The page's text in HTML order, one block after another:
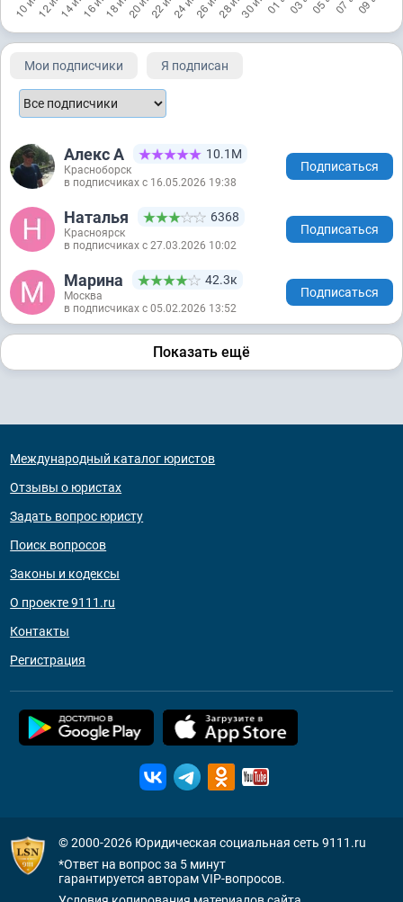
Мои подписчики Я подписан
Алекс А 10.1М
Красноборск
в подписчиках с 16.05.2026 19:38
Подписаться
Наталья 6368
Красноярск
в подписчиках с 27.03.2026 10:02
Подписаться
Марина 42.3к
Москва
в подписчиках с 05.02.2026 13:52
Подписаться
Показать ещё
Международный каталог юристов
Отзывы о юристах
Задать вопрос юристу
Поиск вопросов
Законы и кодексы
О проекте 9111.ru
Контакты
Регистрация
© 2000-2026 Юридическая социальная сеть 9111.ru
*Ответ на вопрос за 5 минут
гарантируется авторам VIP-вопросов.